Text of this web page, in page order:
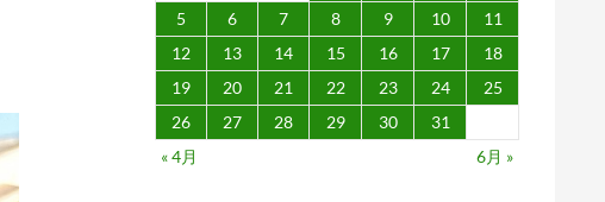
5
6 7 8 9 10
11
12
13 14 15 16 17
18
19
20 21 22 23 24
25
26
27 28 29 30
31
« 4月
6月 »